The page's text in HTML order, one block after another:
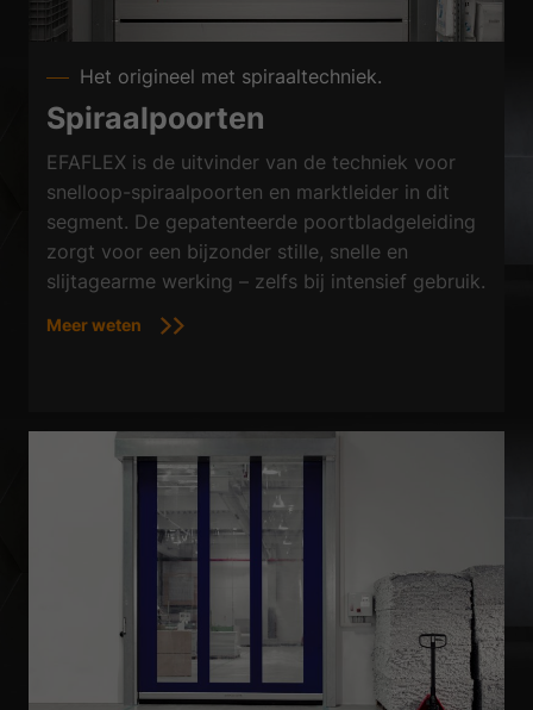
Het origineel met spiraaltechniek.
Spiraalpoorten
EFAFLEX is de uitvinder van de techniek voor
snelloop-spiraalpoorten en marktleider in dit
segment. De gepatenteerde poortbladgeleiding
zorgt voor een bijzonder stille, snelle en
slijtagearme werking – zelfs bij intensief gebruik.
Meer weten